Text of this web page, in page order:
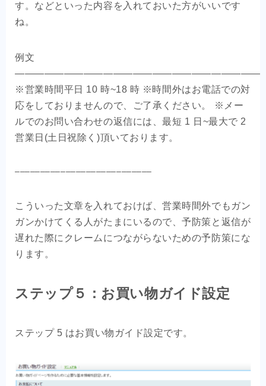
す。などといった内容を入れておいた方がいいです
ね。
例文
—————————————————————————
※営業時間平日 10 時~18 時 ※時間外はお電話での対
応をしておりませんので、ご了承ください。 ※メー
ルでのお問い合わせの返信には、最短 1 日~最大で 2
営業日(土日祝除く)頂いております。
こういった文章を入れておけば、営業時間外でもガン
ガンかけてくる人がたまにいるので、予防策と返信が
遅れた際にクレームにつながらないための予防策にな
ります。
ステップ５：お買い物ガイド設定
ステップ 5 はお買い物ガイド設定です。